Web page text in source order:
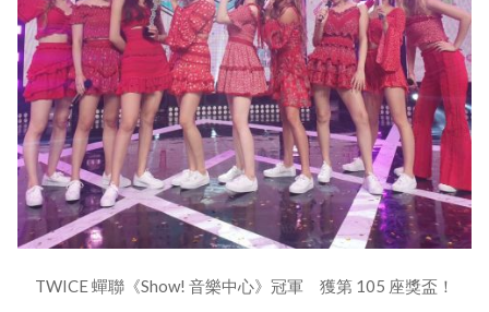
TWICE 蟬聯《Show! 音樂中心》冠軍 獲第 105 座獎盃！